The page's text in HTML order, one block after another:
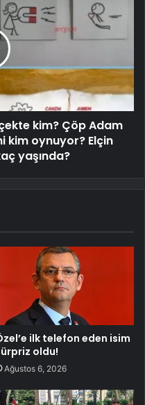
kim? Çöp Adam
kim oynuyor? Elçin
yaşında?
ilk telefon eden isim
oldu!
Ağustos 6, 2026